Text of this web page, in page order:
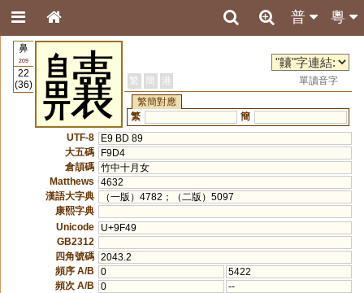
粵
普
鼻
209
22
(36)
齉 繁 簡 港
單讀音字
繁簡對應
繁
簡
UTF-8
E9 BD 89
大五碼
F9D4
倉頡碼 竹中十月女
Matthews
4632
漢語大字典
（一版）4782；（二版）5097
康熙字典
Unicode
U+9F49
GB2312
四角號碼 2043.2
頻序 A/B
0
5422
頻次 A/B
0
--